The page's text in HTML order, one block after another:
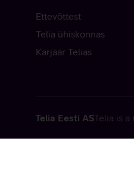
Ettevõttest
Telia ühiskonnas
Karjäär Telias
Telia Eesti ASTelia is